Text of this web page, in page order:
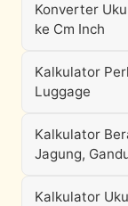
Konverter
ke Cm Inch
Kalkulator
Luggage
Kalkulator
Jagung,
Kalkulator